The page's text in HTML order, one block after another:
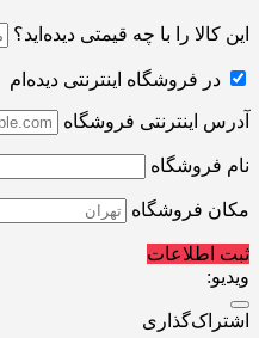
این کالا را با چه قیمتی دیده‌اید؟
در فروشگاه اینترنتی دیده‌ام
آدرس اینترنتی فروشگاه
نام فروشگاه
مکان فروشگاه
ثبت اطلاعات
ویدیو:
اشتراک‌گذاری